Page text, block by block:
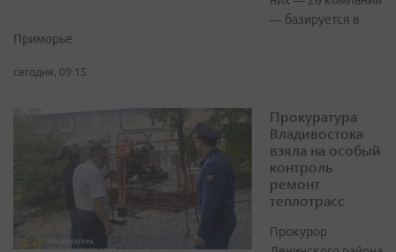
— базируется в
Приморье
сегодня, 09:15
Прокуратура
Владивостока
взяла на особый
контроль
ремонт
теплотрасс
Прокурор